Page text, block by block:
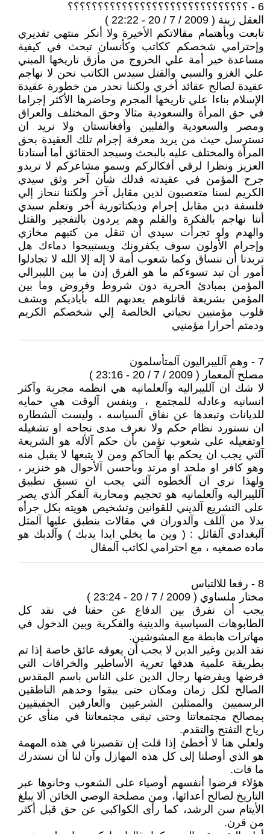
6 - ؟؟؟؟؟؟؟؟؟؟؟؟؟؟؟؟؟؟؟؟؟؟؟؟؟؟؟؟؟؟
العقل زينة ( 2009 / 7 / 20 - 22:22 )
تابعت وبأهتمام مقالاتكم الأخيرة ولا أنكر منتهي تقديري
وإحترامي شخصكم ككاتب وكأنسان تبحث في كيفية
مساعدة خير أمة علي الخروج من مأزق تاريخها المبني
علي الغزو والسبي والقتل سيدس الكاتب نحن لا نهاجم
عقيدة لصالح عقائد أخري ولكننا نحدر من خطورة عقيدة
الإسلام بناءا علي تاريخها المجرم وحاضرها الأكثر إجراما
في حق المرأة والسعودية مثالا وحق المختلف والعراق
ومصر والسعودية والفلبين وأفغانستان ولا نريد ان
نسترسل حيث من يريد معرفة إجرام تلك العقيدة بحق
المرأة والمختلف عليه بالبحث وسيجد الحقائق أما أستادنا
العزيز ونظرا لرقي أفكالركم وسمو مشاعركم لا تريدو
جرح المؤمن في عقيدته فدلك شأن آخر وثق سيدي
الكريم لسنا متعصبون لدين مقابل آخر ولكننا ننحاز إلي
فلسفة دين مقابل إجرام وديكتاتورية آخر وتعلم سيدي
أننا نهاجم بالفكرة والقلم وهم يردون بالتفجير والقتل
والهدم ولو تجرأت سيدي أن تنقل من كتبهم مخازي
وإجرام الأولون سوف يكفرونك ويستبيحوا دماءك هل
تريدنا أن ننساق وكما شعوب أمة لا إله إلا الله لا تجادلوا
أمور أن تبد تسوءكم ما هو الفرق إدن ما بين الليبرالي
المؤمن بمبادئ الحرية دون شروط وفروض وما بين
المؤمن بشريعة قاتلوهم يعدبهم الله بأياديكم ويشف
قلوب مؤمنيين تحياتي الخالصة إلي شخصكم الكريم
ودمتم أحرارا مؤمنيي
7 - وهم آلليبراليون آلمتأسلمون
مصلح آلمعمار ( 2009 / 7 / 20 - 23:16 )
لا شك ان آلليبراليه وآلعلمانيه هي انظمه مجربة وآكثر
انسانيه وعادله للمجتمع ، وبنفس آلوقت هي حمايه
للديانات وتبعدها عن نفاق آلسياسه ، وليست آلشطاره
ان نستورد نظام حكم ولا نعرف مدى نجاحه او تشغيله
اوتفعيله على شعوب تؤمن بأن حكم آلأله هو الشريعة
آلتي يجب ان يحكم بها آلحاكم ومن لا يتبعها لا يقبل منه
وهو كافر او ملحد او مرتد وبأحسن آلأحوال هو خنزير ،
ولهذا نرى ان آلخطوه آلتي يجب ان تسبق تطبيق
آلليبراليه وآلعلمانيه هو تحجيم ومحاربة آلفكر آلذي يصر
على التشريع آلديني للقوانين وتشخيص هويته بكل جرأه
بدلا من آللف وآلدوران في مقالات ينطبق عليها آلمثل
آلبغدادي آلقائل : ( وين ما يخلي ايدا يدبك ) وآلدبك هو
ماده صمغيه ، مع احترامي لكاتب آلمقال
8 - رفعا للالتباس
مختار ملساوي ( 2009 / 7 / 20 - 23:24 )
يجب أن نفرق بين الدفاع عن حقنا في نقد كل
الطابوهات السياسية والدينية والفكرية وبين الدخول في
مهاترات هابطة مع المشوشين.
نقد الدين وغير الدين لا يجب أن يعوقه عائق خاصة إذا تم
بطريقة علمية هدفها تعرية الأساطير والخرافات التي
فرضها ويفرضها رجال الدين على الناس باسم المقدس
الصالح لكل زمان ومكان حتى يبقوا وحدهم الناطقين
الرسميين والممثلين الشرعيين والعارفين الحقيقيين
بمصالح مجتمعاتنا وحتى تبقى مجتمعاتنا في منأى عن
رياح التفتح والتقدم.
ولعلي هنا لا أخطئ إذا قلت إن تقصيرنا في هذه المهمة
هو الذي أوصلنا إلى كل هذه المهازل وآن لنا أن نستدرك
ما فات.
هؤلاء فرضوا أنفسهم أوصياء على الشعوب وخانوها عبر
التاريخ لصالح أعدائها، ومن مصلحة الوصي الخائن ألا يبلغ
الأيتام سن الرشد، كما رأى الكواكبي عن حق قبل أكثر
من قرن.